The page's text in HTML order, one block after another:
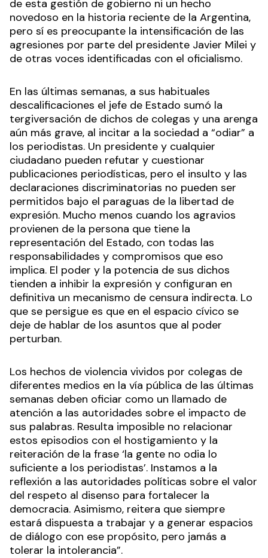
de esta gestión de gobierno ni un hecho
novedoso en la historia reciente de la Argentina,
pero sí es preocupante la intensificación de las
agresiones por parte del presidente Javier Milei y
de otras voces identificadas con el oficialismo.
En las últimas semanas, a sus habituales
descalificaciones el jefe de Estado sumó la
tergiversación de dichos de colegas y una arenga
aún más grave, al incitar a la sociedad a “odiar” a
los periodistas. Un presidente y cualquier
ciudadano pueden refutar y cuestionar
publicaciones periodísticas, pero el insulto y las
declaraciones discriminatorias no pueden ser
permitidos bajo el paraguas de la libertad de
expresión. Mucho menos cuando los agravios
provienen de la persona que tiene la
representación del Estado, con todas las
responsabilidades y compromisos que eso
implica. El poder y la potencia de sus dichos
tienden a inhibir la expresión y configuran en
definitiva un mecanismo de censura indirecta. Lo
que se persigue es que en el espacio cívico se
deje de hablar de los asuntos que al poder
perturban.
Los hechos de violencia vividos por colegas de
diferentes medios en la vía pública de las últimas
semanas deben oficiar como un llamado de
atención a las autoridades sobre el impacto de
sus palabras. Resulta imposible no relacionar
estos episodios con el hostigamiento y la
reiteración de la frase ‘la gente no odia lo
suficiente a los periodistas’. Instamos a la
reflexión a las autoridades políticas sobre el valor
del respeto al disenso para fortalecer la
democracia. Asimismo, reitera que siempre
estará dispuesta a trabajar y a generar espacios
de diálogo con ese propósito, pero jamás a
tolerar la intolerancia”.